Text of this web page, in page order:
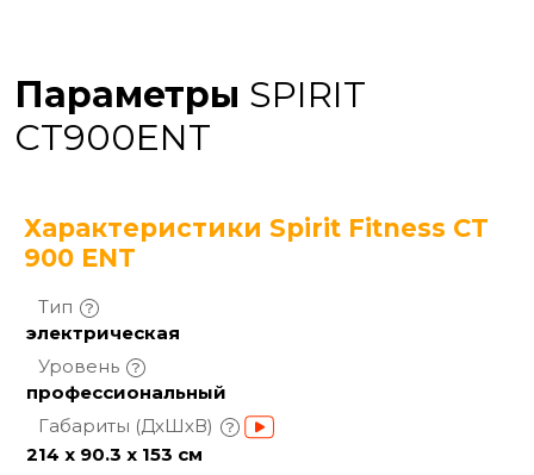
Параметры SPIRIT
CT900ENT
Характеристики Spirit Fitness CT
900 ENT
Тип
электрическая
Уровень
профессиональный
Габариты (ДхШхВ)
214 х 90.3 х 153 см